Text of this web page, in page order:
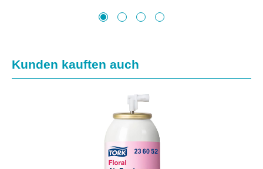
Produktgalerie überspringen
Kunden kauften auch